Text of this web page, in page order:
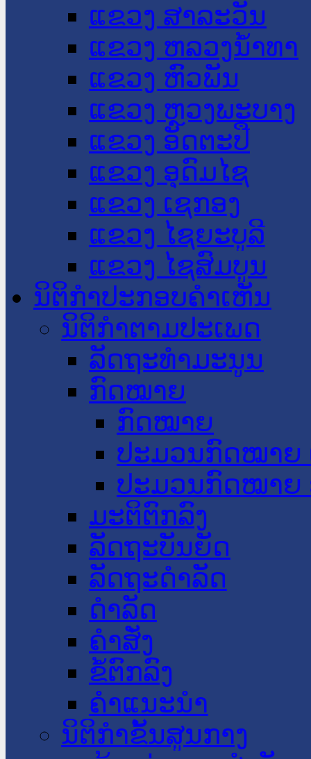
ແຂວງ ສາລະວັນ
ແຂວງ ຫລວງນໍ້າທາ
ແຂວງ ຫົວພັນ
ແຂວງ ຫຼວງພະບາງ
ແຂວງ ອັດຕະປື
ແຂວງ ອຸດົມໄຊ
ແຂວງ ເຊກອງ
ແຂວງ ໄຊຍະບູລີ
ແຂວງ ໄຊສົມບູນ
ນິຕິກໍາປະກອບຄໍາເຫັນ
ນິຕິກໍາຕາມປະເພດ
ລັດຖະທໍາມະນູນ
ກົດໝາຍ
ກົດໝາຍ
ປະມວນກົດໝາຍ
ປະມວນກົດໝາຍ
ມະຕິຕົກລົງ
ລັດຖະບັນຍັດ
ລັດຖະດໍາລັດ
ດໍາລັດ
ຄໍາສັ່ງ
ຂໍ້ຕົກລົງ
ຄໍາແນະນໍາ
ນິຕິກຳຂັ້ນສູນກາງ